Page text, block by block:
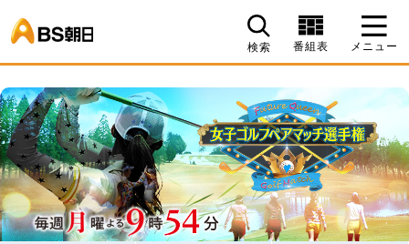
検索 番組表 メニュー